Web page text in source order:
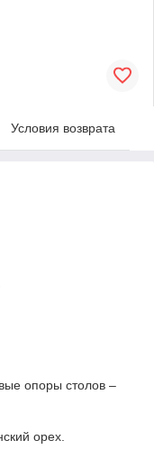
Условия возврата
опоры столов –
орех.